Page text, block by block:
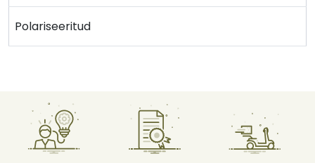
Polariseeritud